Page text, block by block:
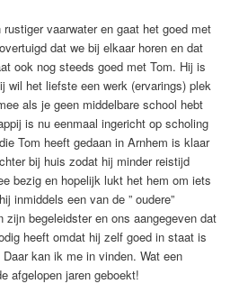
vaarwater en gaat het goed met
dat we bij elkaar horen en dat
ook nog steeds goed met Tom. Hij is
wil het liefste een werk (ervarings) plek
als je geen middelbare school hebt
is nu eenmaal ingericht op scholing
Tom heeft gedaan in Arnhem is klaar
bij huis zodat hij minder reistijd
bezig en hopelijk lukt het hem om iets
inmiddels een van de ” oudere”
zijn begeleidster en ons aangegeven dat
heeft omdat hij zelf goed in staat is
kan ik me in vinden. Wat een
afgelopen jaren geboekt!